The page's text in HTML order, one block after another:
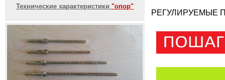
Технические характеристики "опор"
РЕГУЛИРУЕМЫЕ